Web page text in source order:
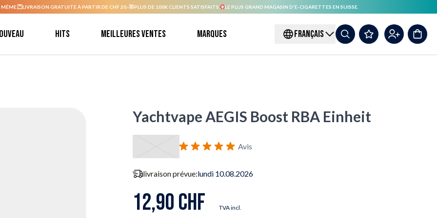
LIVRAISON GRATUITE À PARTIR DE CHF 20.- PLUS DE 100K CLIENTS SATISFAITS. LE PLUS GRAND MAGASIN D'E-CIGARETTES EN SUISSE.
Hits Meilleures ventes Marques FRANÇAIS
Yachtvape AEGIS Boost RBA Einheit
Avis
livraison prévue:lundi 10.08.2026
12,90 CHF TVA incl.